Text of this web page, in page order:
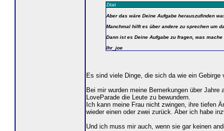
Zitat
Aber das wäre Deine Aufgabe herauszufinden
Manchmal hilft es über andere zu sprechen um
Dann ist es Deine Aufgabe zu fragen, was
Ihr_joe
Es sind viele Dinge, die sich da wie ein Gebirge
Bei mir wurden meine Bemerkungen über
LoveParade die Leute zu bewundern.
Ich kann meine Frau nicht zwingen, ihre tiefen
wieder einen oder zwei zurück. Aber ich habe
Und ich muss mir auch, wenn sie gar keinen